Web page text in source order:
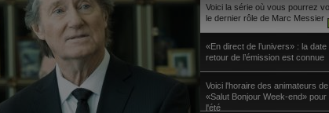
Voici la série où vous pourrez
le dernier rôle de Marc Messier
«En direct de l’univers» : la date
retour de l’émission est connue
Voici l'horaire des animateurs de
«Salut Bonjour Week-end» pour
l'été